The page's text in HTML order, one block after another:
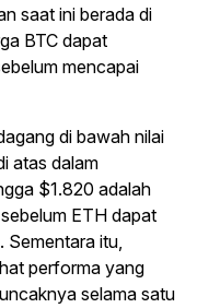
saat ini berada di
BTC dapat
mencapai
di bawah nilai
atas dalam
$1.820 adalah
ETH dapat
Sementara itu,
performa yang
selama satu